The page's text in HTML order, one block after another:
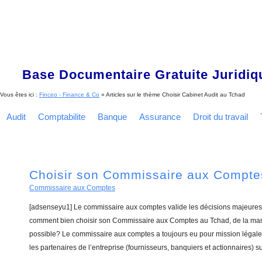
Base Documentaire Gratuite
Vous êtes ici : Finceo - Finance & Co » Articles sur le thème Choisir Cabinet Audit au Tchad
Audit Comptabilite Banque Assurance Droit du travail
Choisir son Commissaire aux
Commissaire aux Comptes
[adsenseyu1] Le commissaire aux comptes valide les décisions
comment bien choisir son Commissaire aux Comptes au Tchad, de la
possible? Le commissaire aux comptes a toujours eu pour mission
les partenaires de l’entreprise (fournisseurs, banquiers et actionnaires)